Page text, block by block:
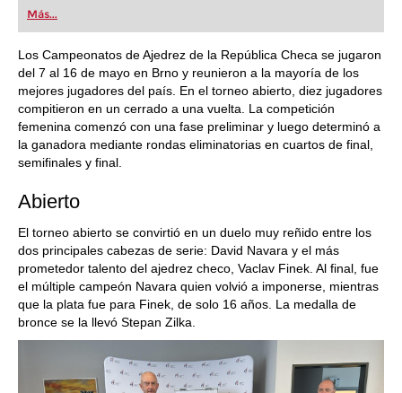
first steps into the world of club chess, or already
playing at a tournament level: with FRITZ, you can
train more efficiently, intelligently and with a
more personalised approach than ever before.
Más...
Los Campeonatos de Ajedrez de la República Checa se jugaron
del 7 al 16 de mayo en Brno y reunieron a la mayoría de los
mejores jugadores del país. En el torneo abierto, diez jugadores
compitieron en un cerrado a una vuelta. La competición
femenina comenzó con una fase preliminar y luego determinó a
la ganadora mediante rondas eliminatorias en cuartos de final,
semifinales y final.
Abierto
El torneo abierto se convirtió en un duelo muy reñido entre los
dos principales cabezas de serie: David Navara y el más
prometedor talento del ajedrez checo, Vaclav Finek. Al final, fue
el múltiple campeón Navara quien volvió a imponerse, mientras
que la plata fue para Finek, de solo 16 años. La medalla de
bronce se la llevó Stepan Zilka.